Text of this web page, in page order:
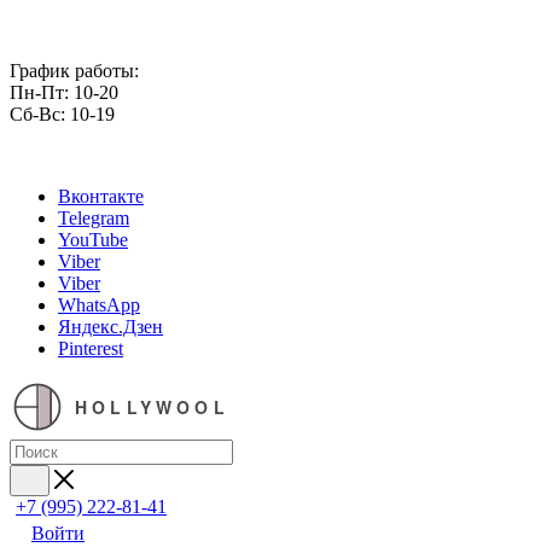
График работы:
Пн-Пт: 10-20
Сб-Вс: 10-19
Вконтакте
Telegram
YouTube
Viber
Viber
WhatsApp
Яндекс.Дзен
Pinterest
HOLLYWOOL
+7 (995) 222-81-41
Войти